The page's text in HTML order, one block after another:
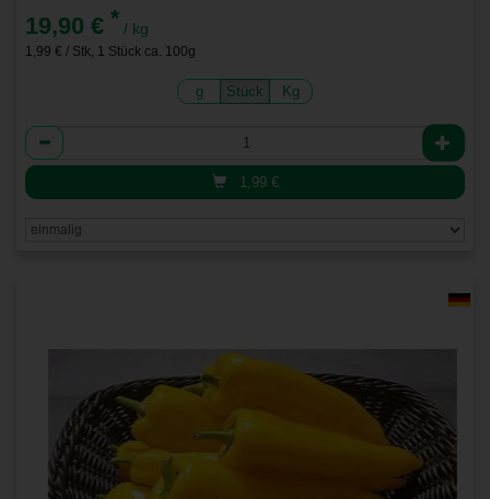
19,90 € * / kg
1,99 € / Stk, 1 Stück ca. 100g
g Stück Kg
Anzahl
1,99 €